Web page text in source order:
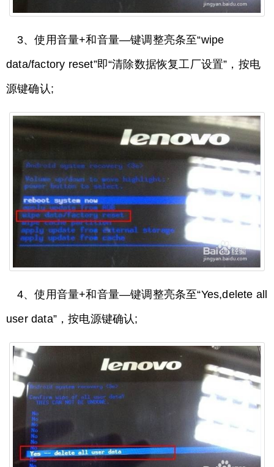
3、使用音量+和音量—键调整亮条至“wipe
data/factory reset”即“清除数据恢复工厂设置”，按电
源键确认;
4、使用音量+和音量—键调整亮条至“Yes,delete all
user data”，按电源键确认;